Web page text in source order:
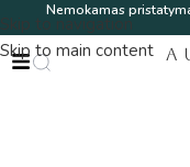
Skip to navigation
Skip to main content
Nemokamas